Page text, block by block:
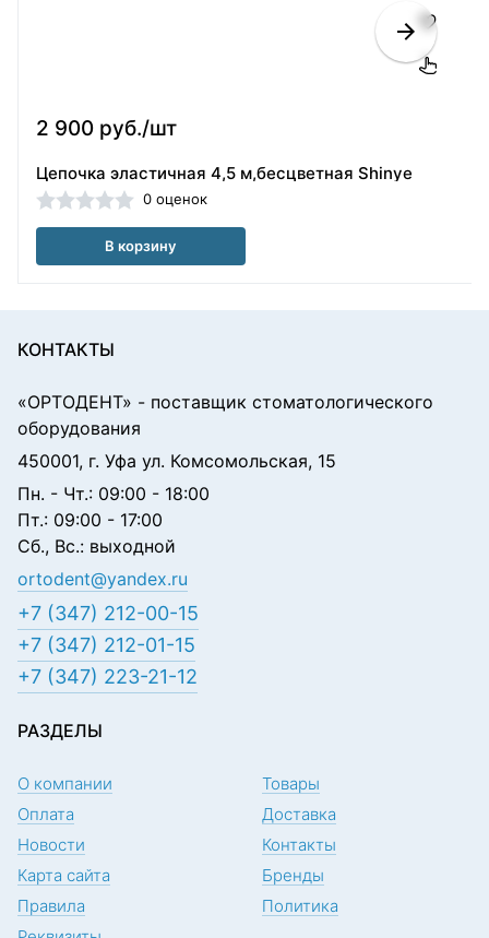
2 900 руб./шт
Цепочка эластичная 4,5 м,бесцветная Shinye
0 оценок
В корзину
КОНТАКТЫ
«ОРТОДЕНТ» - поставщик стоматологического
оборудования
450001, г. Уфа ул. Комсомольская, 15
Пн. - Чт.: 09:00 - 18:00
Пт.: 09:00 - 17:00
Сб., Вс.: выходной
ortodent@yandex.ru
+7 (347) 212-00-15
+7 (347) 212-01-15
+7 (347) 223-21-12
РАЗДЕЛЫ
О компании
Товары
Оплата
Доставка
Новости
Контакты
Карта сайта
Бренды
Правила
Политика